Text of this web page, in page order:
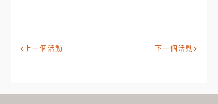
上一個活動 下一個活動